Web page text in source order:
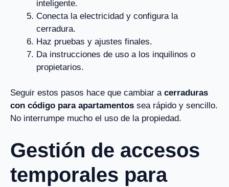
inteligente.
Conecta la electricidad y configura la
cerradura.
Haz pruebas y ajustes finales.
Da instrucciones de uso a los inquilinos o
propietarios.
Seguir estos pasos hace que cambiar a cerraduras
con código para apartamentos sea rápido y sencillo.
No interrumpe mucho el uso de la propiedad.
Gestión de accesos
temporales para